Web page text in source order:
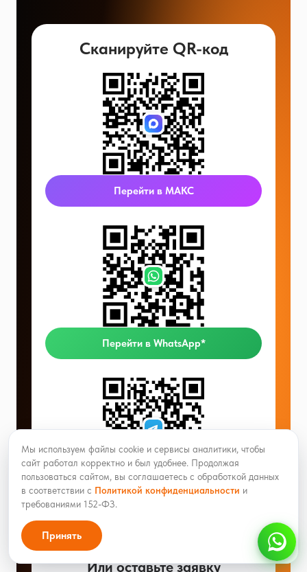
Сканируйте QR-код
Перейти в МАКС
Перейти в WhatsApp*
Перейти в Telegram
Или оставьте заявку
Мы используем файлы cookie и сервисы аналитики, чтобы
сайт работал корректно и был удобнее. Продолжая
пользоваться сайтом, вы соглашаетесь с обработкой данных
в соответствии с Политикой конфиденциальности и
требованиями 152-ФЗ.
Принять